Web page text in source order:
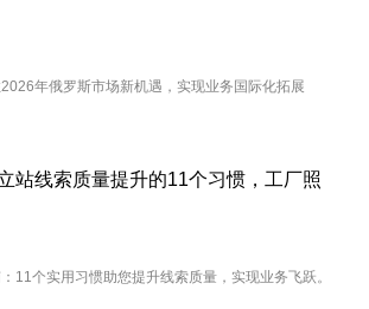
年俄罗斯市场新机遇，实现业务国际化拓展
站线索质量提升的11个习惯，工厂照
11个实用习惯助您提升线索质量，实现业务飞跃。